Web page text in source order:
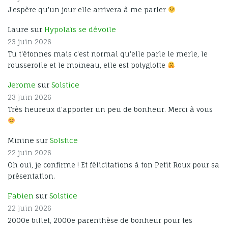
J'espère qu'un jour elle arrivera à me parler
Laure sur Hypolaïs se dévoile
23 juin 2026
Tu t'étonnes mais c'est normal qu'elle parle le merle, le
rousserolle et le moineau, elle est polyglotte
Jerome sur Solstice
23 juin 2026
Très heureux d'apporter un peu de bonheur. Merci à vous
Minine sur Solstice
22 juin 2026
Oh oui, je confirme ! Et félicitations à ton Petit Roux pour sa
présentation.
Fabien sur Solstice
22 juin 2026
2000e billet, 2000e parenthèse de bonheur pour tes